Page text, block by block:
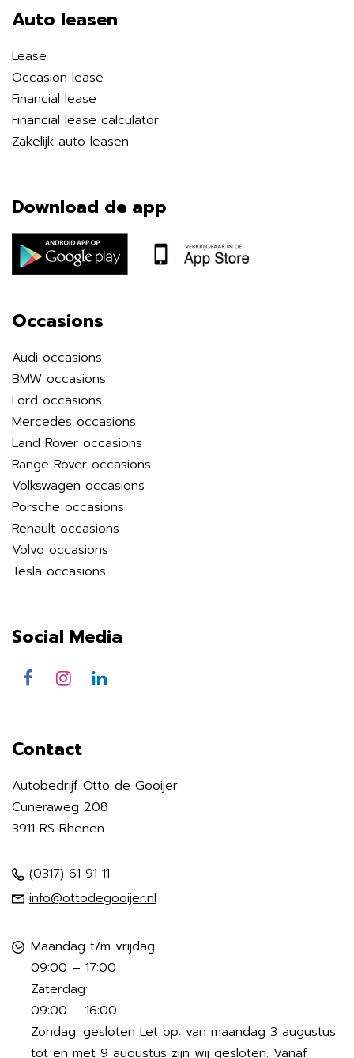
Auto leasen
Lease
Occasion lease
Financial lease
Financial lease calculator
Zakelijk auto leasen
Download de app
Occasions
Audi occasions
BMW occasions
Ford occasions
Mercedes occasions
Land Rover occasions
Range Rover occasions
Volkswagen occasions
Porsche occasions
Renault occasions
Volvo occasions
Tesla occasions
Social Media
Contact
Autobedrijf Otto de Gooijer
Cuneraweg 208
3911 RS Rhenen
(0317) 61 91 11
info@ottodegooijer.nl
Maandag t/m vrijdag:
09:00 – 17:00
Zaterdag:
09:00 – 16:00
Zondag: gesloten Let op: van maandag 3 augustus
tot en met 9 augustus zijn wij gesloten. Vanaf